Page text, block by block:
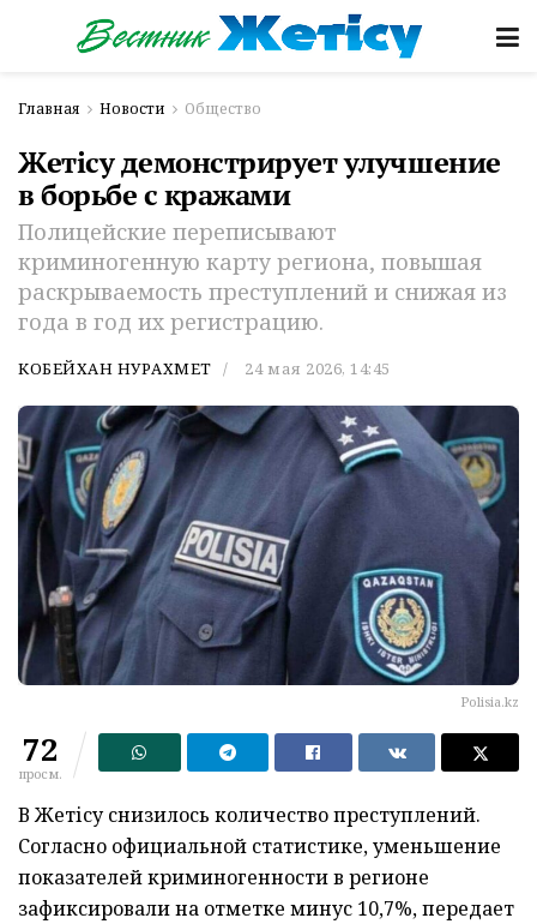
Главная Новости Общество
Жетiсу демонстрирует улучшение
в борьбе с кражами
Полицейские переписывают
криминогенную карту региона, повышая
раскрываемость преступлений и снижая из
года в год их регистрацию.
КОБЕЙХАН НУРАХМЕТ 24 мая 2026, 14:45
Рolisia.kz
72
просм.
В Жетісу снизилось количество преступлений.
Согласно официальной статистике, уменьшение
показателей криминогенности в регионе
зафиксировали на отметке минус 10,7%, передает